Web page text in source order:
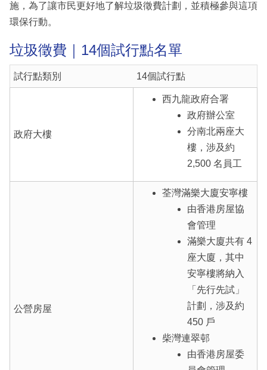
施，為了讓市民更好地了解垃圾徵費計劃，並積極參與這項
環保行動。
垃圾徵費｜14個試行點名單
試行點類別 14個試行點
政府大樓
西九龍政府合署
政府辦公室
分南北兩座大
樓，涉及約
2,500 名員工
公營房屋
荃灣滿樂大廈安寧樓
由香港房屋協
會管理
滿樂大廈共有 4
座大廈，其中
安寧樓將納入
「先行先試」
計劃，涉及約
450 戶
柴灣連翠邨
由香港房屋委